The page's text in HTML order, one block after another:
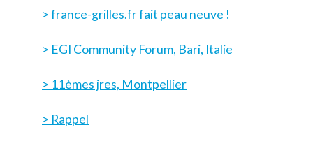
> france-grilles.fr fait peau neuve !
> EGI Community Forum, Bari, Italie
> 11èmes jres, Montpellier
> Rappel